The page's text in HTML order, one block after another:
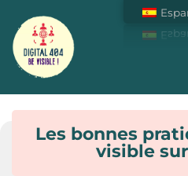
Les bonnes
visible